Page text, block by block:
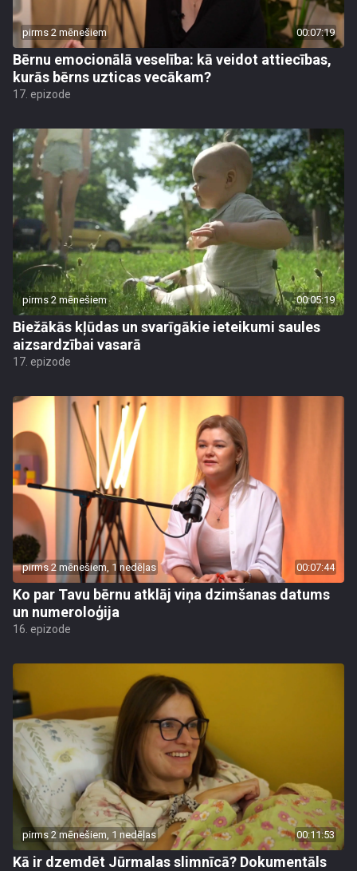
pirms 2 mēnešiem 00:07:19
Bērnu emocionālā veselība: kā veidot attiecības,
kurās bērns uzticas vecākam?
17. epizode
pirms 2 mēnešiem 00:05:19
Biežākās kļūdas un svarīgākie ieteikumi saules
aizsardzībai vasarā
17. epizode
pirms 2 mēnešiem, 1 nedēļas 00:07:44
Ko par Tavu bērnu atklāj viņa dzimšanas datums
un numeroloģija
16. epizode
pirms 2 mēnešiem, 1 nedēļas 00:11:53
Kā ir dzemdēt Jūrmalas slimnīcā? Dokumentāls